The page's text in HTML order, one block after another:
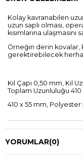
Kolay kavranabilen
uzun saplı olması,
kısımlarına ulaşmasını
Örneğin derin kovalar,
gerektirebilecek
Kıl Çapı 0,50 mm, Kıl
Toplam Uzunluluğu
410 x 55 mm, Polyester
YORUMLAR(0)